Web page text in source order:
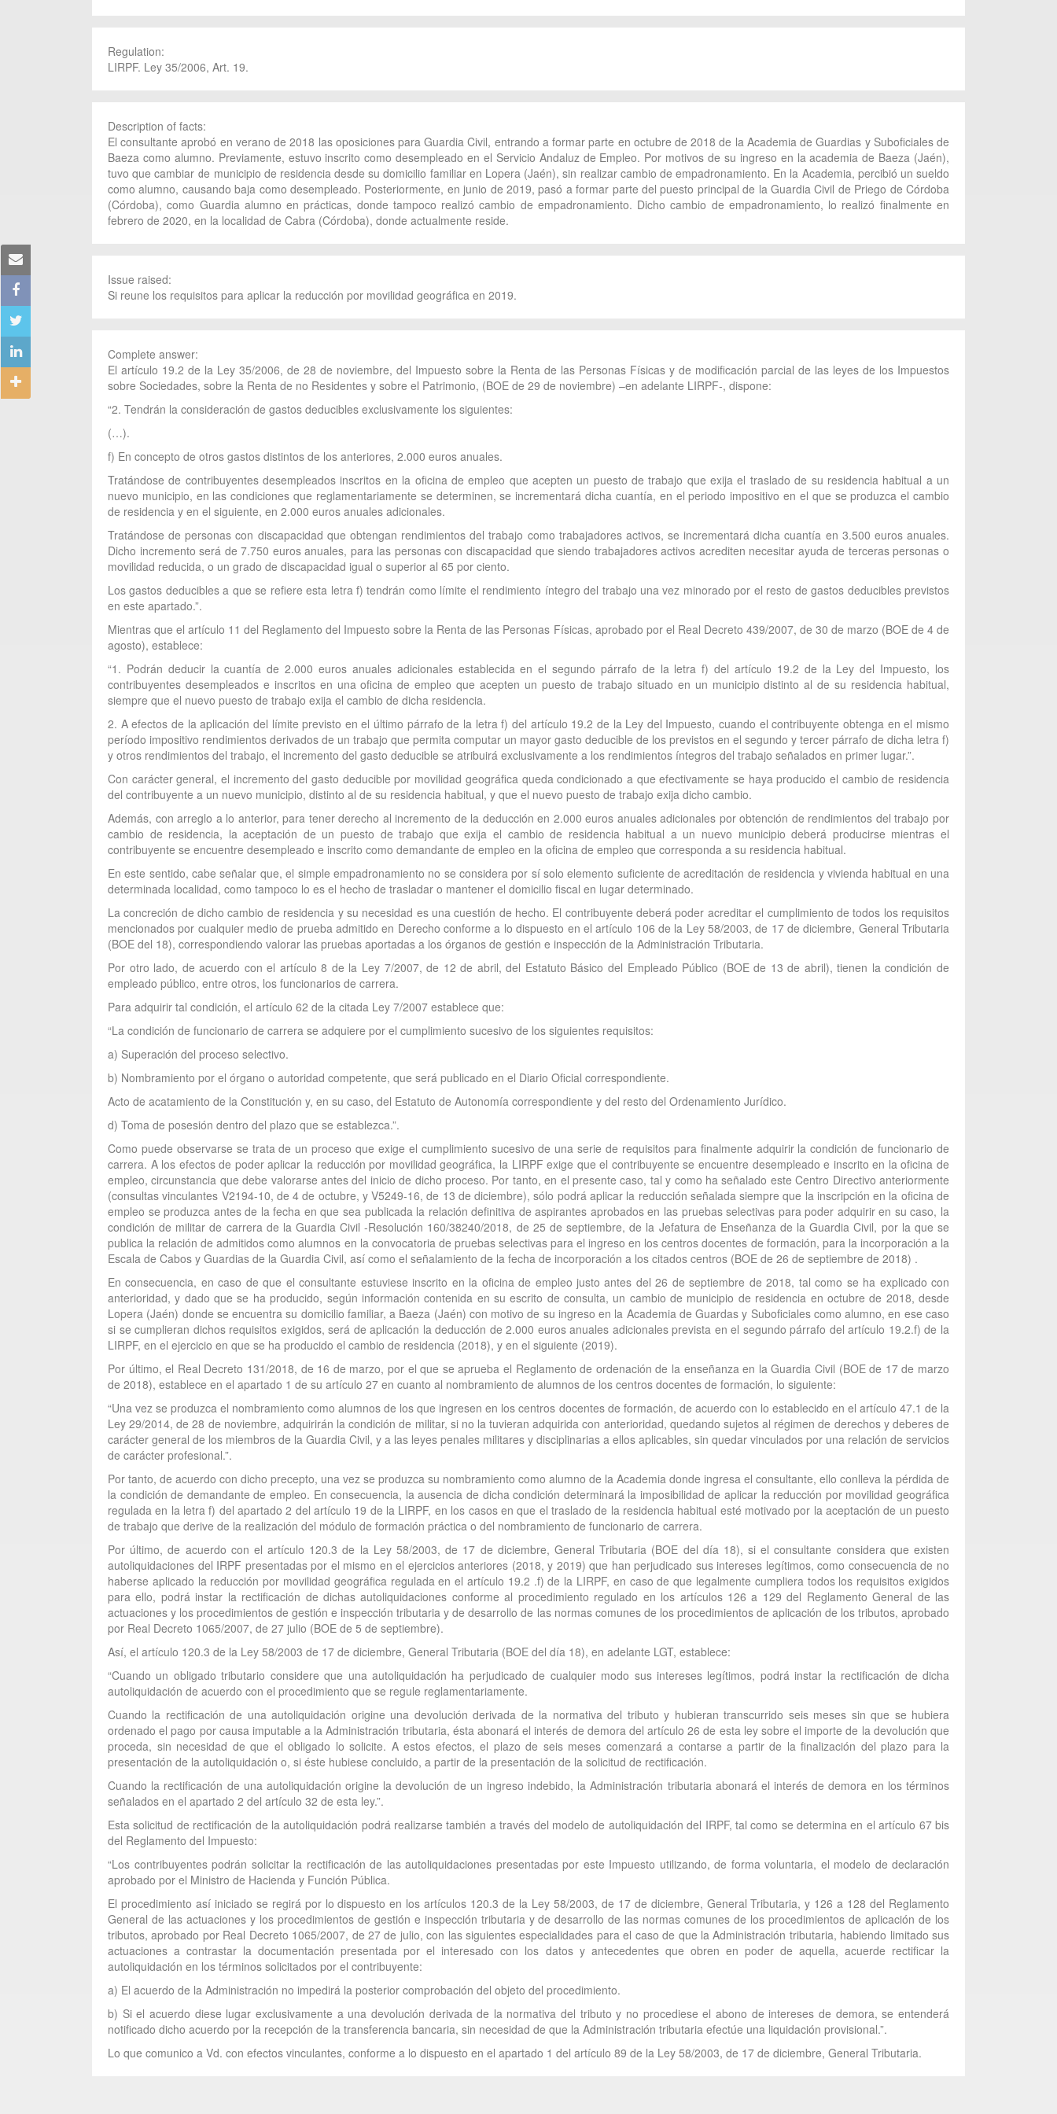
Regulation:
LIRPF. Ley 35/2006, Art. 19.
Description of facts:
El consultante aprobó en verano de 2018 las oposiciones para Guardia Civil, entrando a formar parte en octubre de 2018 de la Academia de Guardias y Suboficiales de
Baeza como alumno. Previamente, estuvo inscrito como desempleado en el Servicio Andaluz de Empleo. Por motivos de su ingreso en la academia de Baeza (Jaén),
tuvo que cambiar de municipio de residencia desde su domicilio familiar en Lopera (Jaén), sin realizar cambio de empadronamiento. En la Academia, percibió un sueldo
como alumno, causando baja como desempleado. Posteriormente, en junio de 2019, pasó a formar parte del puesto principal de la Guardia Civil de Priego de Córdoba
(Córdoba), como Guardia alumno en prácticas, donde tampoco realizó cambio de empadronamiento. Dicho cambio de empadronamiento, lo realizó finalmente en
febrero de 2020, en la localidad de Cabra (Córdoba), donde actualmente reside.
Issue raised:
Si reune los requisitos para aplicar la reducción por movilidad geográfica en 2019.
Complete answer:
El artículo 19.2 de la Ley 35/2006, de 28 de noviembre, del Impuesto sobre la Renta de las Personas Físicas y de modificación parcial de las leyes de los Impuestos
sobre Sociedades, sobre la Renta de no Residentes y sobre el Patrimonio, (BOE de 29 de noviembre) –en adelante LIRPF-, dispone:
“2. Tendrán la consideración de gastos deducibles exclusivamente los siguientes:
(…).
f) En concepto de otros gastos distintos de los anteriores, 2.000 euros anuales.
Tratándose de contribuyentes desempleados inscritos en la oficina de empleo que acepten un puesto de trabajo que exija el traslado de su residencia habitual a un
nuevo municipio, en las condiciones que reglamentariamente se determinen, se incrementará dicha cuantía, en el periodo impositivo en el que se produzca el cambio
de residencia y en el siguiente, en 2.000 euros anuales adicionales.
Tratándose de personas con discapacidad que obtengan rendimientos del trabajo como trabajadores activos, se incrementará dicha cuantía en 3.500 euros anuales.
Dicho incremento será de 7.750 euros anuales, para las personas con discapacidad que siendo trabajadores activos acrediten necesitar ayuda de terceras personas o
movilidad reducida, o un grado de discapacidad igual o superior al 65 por ciento.
Los gastos deducibles a que se refiere esta letra f) tendrán como límite el rendimiento íntegro del trabajo una vez minorado por el resto de gastos deducibles previstos
en este apartado.”.
Mientras que el artículo 11 del Reglamento del Impuesto sobre la Renta de las Personas Físicas, aprobado por el Real Decreto 439/2007, de 30 de marzo (BOE de 4 de
agosto), establece:
“1. Podrán deducir la cuantía de 2.000 euros anuales adicionales establecida en el segundo párrafo de la letra f) del artículo 19.2 de la Ley del Impuesto, los
contribuyentes desempleados e inscritos en una oficina de empleo que acepten un puesto de trabajo situado en un municipio distinto al de su residencia habitual,
siempre que el nuevo puesto de trabajo exija el cambio de dicha residencia.
2. A efectos de la aplicación del límite previsto en el último párrafo de la letra f) del artículo 19.2 de la Ley del Impuesto, cuando el contribuyente obtenga en el mismo
período impositivo rendimientos derivados de un trabajo que permita computar un mayor gasto deducible de los previstos en el segundo y tercer párrafo de dicha letra f)
y otros rendimientos del trabajo, el incremento del gasto deducible se atribuirá exclusivamente a los rendimientos íntegros del trabajo señalados en primer lugar.”.
Con carácter general, el incremento del gasto deducible por movilidad geográfica queda condicionado a que efectivamente se haya producido el cambio de residencia
del contribuyente a un nuevo municipio, distinto al de su residencia habitual, y que el nuevo puesto de trabajo exija dicho cambio.
Además, con arreglo a lo anterior, para tener derecho al incremento de la deducción en 2.000 euros anuales adicionales por obtención de rendimientos del trabajo por
cambio de residencia, la aceptación de un puesto de trabajo que exija el cambio de residencia habitual a un nuevo municipio deberá producirse mientras el
contribuyente se encuentre desempleado e inscrito como demandante de empleo en la oficina de empleo que corresponda a su residencia habitual.
En este sentido, cabe señalar que, el simple empadronamiento no se considera por sí solo elemento suficiente de acreditación de residencia y vivienda habitual en una
determinada localidad, como tampoco lo es el hecho de trasladar o mantener el domicilio fiscal en lugar determinado.
La concreción de dicho cambio de residencia y su necesidad es una cuestión de hecho. El contribuyente deberá poder acreditar el cumplimiento de todos los requisitos
mencionados por cualquier medio de prueba admitido en Derecho conforme a lo dispuesto en el artículo 106 de la Ley 58/2003, de 17 de diciembre, General Tributaria
(BOE del 18), correspondiendo valorar las pruebas aportadas a los órganos de gestión e inspección de la Administración Tributaria.
Por otro lado, de acuerdo con el artículo 8 de la Ley 7/2007, de 12 de abril, del Estatuto Básico del Empleado Público (BOE de 13 de abril), tienen la condición de
empleado público, entre otros, los funcionarios de carrera.
Para adquirir tal condición, el artículo 62 de la citada Ley 7/2007 establece que:
“La condición de funcionario de carrera se adquiere por el cumplimiento sucesivo de los siguientes requisitos:
a) Superación del proceso selectivo.
b) Nombramiento por el órgano o autoridad competente, que será publicado en el Diario Oficial correspondiente.
Acto de acatamiento de la Constitución y, en su caso, del Estatuto de Autonomía correspondiente y del resto del Ordenamiento Jurídico.
d) Toma de posesión dentro del plazo que se establezca.”.
Como puede observarse se trata de un proceso que exige el cumplimiento sucesivo de una serie de requisitos para finalmente adquirir la condición de funcionario de
carrera. A los efectos de poder aplicar la reducción por movilidad geográfica, la LIRPF exige que el contribuyente se encuentre desempleado e inscrito en la oficina de
empleo, circunstancia que debe valorarse antes del inicio de dicho proceso. Por tanto, en el presente caso, tal y como ha señalado este Centro Directivo anteriormente
(consultas vinculantes V2194-10, de 4 de octubre, y V5249-16, de 13 de diciembre), sólo podrá aplicar la reducción señalada siempre que la inscripción en la oficina de
empleo se produzca antes de la fecha en que sea publicada la relación definitiva de aspirantes aprobados en las pruebas selectivas para poder adquirir en su caso, la
condición de militar de carrera de la Guardia Civil -Resolución 160/38240/2018, de 25 de septiembre, de la Jefatura de Enseñanza de la Guardia Civil, por la que se
publica la relación de admitidos como alumnos en la convocatoria de pruebas selectivas para el ingreso en los centros docentes de formación, para la incorporación a la
Escala de Cabos y Guardias de la Guardia Civil, así como el señalamiento de la fecha de incorporación a los citados centros (BOE de 26 de septiembre de 2018) .
En consecuencia, en caso de que el consultante estuviese inscrito en la oficina de empleo justo antes del 26 de septiembre de 2018, tal como se ha explicado con
anterioridad, y dado que se ha producido, según información contenida en su escrito de consulta, un cambio de municipio de residencia en octubre de 2018, desde
Lopera (Jaén) donde se encuentra su domicilio familiar, a Baeza (Jaén) con motivo de su ingreso en la Academia de Guardas y Suboficiales como alumno, en ese caso
si se cumplieran dichos requisitos exigidos, será de aplicación la deducción de 2.000 euros anuales adicionales prevista en el segundo párrafo del artículo 19.2.f) de la
LIRPF, en el ejercicio en que se ha producido el cambio de residencia (2018), y en el siguiente (2019).
Por último, el Real Decreto 131/2018, de 16 de marzo, por el que se aprueba el Reglamento de ordenación de la enseñanza en la Guardia Civil (BOE de 17 de marzo
de 2018), establece en el apartado 1 de su artículo 27 en cuanto al nombramiento de alumnos de los centros docentes de formación, lo siguiente:
“Una vez se produzca el nombramiento como alumnos de los que ingresen en los centros docentes de formación, de acuerdo con lo establecido en el artículo 47.1 de la
Ley 29/2014, de 28 de noviembre, adquirirán la condición de militar, si no la tuvieran adquirida con anterioridad, quedando sujetos al régimen de derechos y deberes de
carácter general de los miembros de la Guardia Civil, y a las leyes penales militares y disciplinarias a ellos aplicables, sin quedar vinculados por una relación de servicios
de carácter profesional.”.
Por tanto, de acuerdo con dicho precepto, una vez se produzca su nombramiento como alumno de la Academia donde ingresa el consultante, ello conlleva la pérdida de
la condición de demandante de empleo. En consecuencia, la ausencia de dicha condición determinará la imposibilidad de aplicar la reducción por movilidad geográfica
regulada en la letra f) del apartado 2 del artículo 19 de la LIRPF, en los casos en que el traslado de la residencia habitual esté motivado por la aceptación de un puesto
de trabajo que derive de la realización del módulo de formación práctica o del nombramiento de funcionario de carrera.
Por último, de acuerdo con el artículo 120.3 de la Ley 58/2003, de 17 de diciembre, General Tributaria (BOE del día 18), si el consultante considera que existen
autoliquidaciones del IRPF presentadas por el mismo en el ejercicios anteriores (2018, y 2019) que han perjudicado sus intereses legítimos, como consecuencia de no
haberse aplicado la reducción por movilidad geográfica regulada en el artículo 19.2 .f) de la LIRPF, en caso de que legalmente cumpliera todos los requisitos exigidos
para ello, podrá instar la rectificación de dichas autoliquidaciones conforme al procedimiento regulado en los artículos 126 a 129 del Reglamento General de las
actuaciones y los procedimientos de gestión e inspección tributaria y de desarrollo de las normas comunes de los procedimientos de aplicación de los tributos, aprobado
por Real Decreto 1065/2007, de 27 julio (BOE de 5 de septiembre).
Así, el artículo 120.3 de la Ley 58/2003 de 17 de diciembre, General Tributaria (BOE del día 18), en adelante LGT, establece:
“Cuando un obligado tributario considere que una autoliquidación ha perjudicado de cualquier modo sus intereses legítimos, podrá instar la rectificación de dicha
autoliquidación de acuerdo con el procedimiento que se regule reglamentariamente.
Cuando la rectificación de una autoliquidación origine una devolución derivada de la normativa del tributo y hubieran transcurrido seis meses sin que se hubiera
ordenado el pago por causa imputable a la Administración tributaria, ésta abonará el interés de demora del artículo 26 de esta ley sobre el importe de la devolución que
proceda, sin necesidad de que el obligado lo solicite. A estos efectos, el plazo de seis meses comenzará a contarse a partir de la finalización del plazo para la
presentación de la autoliquidación o, si éste hubiese concluido, a partir de la presentación de la solicitud de rectificación.
Cuando la rectificación de una autoliquidación origine la devolución de un ingreso indebido, la Administración tributaria abonará el interés de demora en los términos
señalados en el apartado 2 del artículo 32 de esta ley.”.
Esta solicitud de rectificación de la autoliquidación podrá realizarse también a través del modelo de autoliquidación del IRPF, tal como se determina en el artículo 67 bis
del Reglamento del Impuesto:
“Los contribuyentes podrán solicitar la rectificación de las autoliquidaciones presentadas por este Impuesto utilizando, de forma voluntaria, el modelo de declaración
aprobado por el Ministro de Hacienda y Función Pública.
El procedimiento así iniciado se regirá por lo dispuesto en los artículos 120.3 de la Ley 58/2003, de 17 de diciembre, General Tributaria, y 126 a 128 del Reglamento
General de las actuaciones y los procedimientos de gestión e inspección tributaria y de desarrollo de las normas comunes de los procedimientos de aplicación de los
tributos, aprobado por Real Decreto 1065/2007, de 27 de julio, con las siguientes especialidades para el caso de que la Administración tributaria, habiendo limitado sus
actuaciones a contrastar la documentación presentada por el interesado con los datos y antecedentes que obren en poder de aquella, acuerde rectificar la
autoliquidación en los términos solicitados por el contribuyente:
a) El acuerdo de la Administración no impedirá la posterior comprobación del objeto del procedimiento.
b) Si el acuerdo diese lugar exclusivamente a una devolución derivada de la normativa del tributo y no procediese el abono de intereses de demora, se entenderá
notificado dicho acuerdo por la recepción de la transferencia bancaria, sin necesidad de que la Administración tributaria efectúe una liquidación provisional.”.
Lo que comunico a Vd. con efectos vinculantes, conforme a lo dispuesto en el apartado 1 del artículo 89 de la Ley 58/2003, de 17 de diciembre, General Tributaria.